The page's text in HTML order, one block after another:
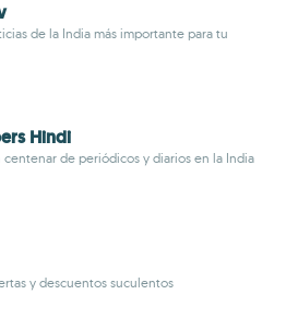
de la India más importante para tu
Hindi
centenar de periódicos y diarios en la India
y descuentos suculentos